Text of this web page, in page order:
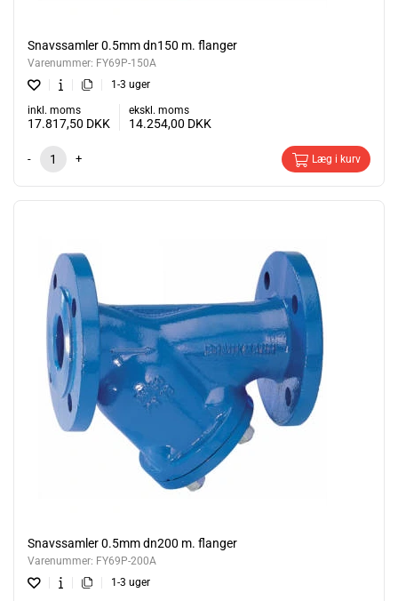
Snavssamler 0.5mm dn150 m. flanger
Varenummer: FY69P-150A
1-3 uger
inkl. moms
17.817,50 DKK
ekskl. moms
14.254,00 DKK
- + Læg i kurv
Snavssamler 0.5mm dn200 m. flanger
Varenummer: FY69P-200A
1-3 uger